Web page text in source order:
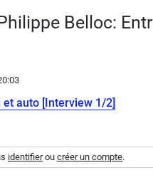
Belloc:
auto [Interview 1/2]
identifierou créer un compte.